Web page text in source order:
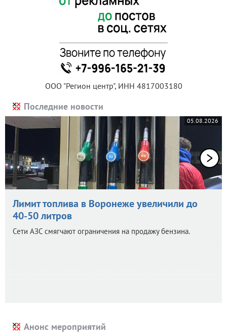
ООО "Регион центр", ИНН 4817003180
Последние новости
05.08.2026
Лимит топлива в Воронеже увеличили до
40-50 литров
Сети АЗС смягчают ограничения на продажу бензина.
Анонс мероприятий